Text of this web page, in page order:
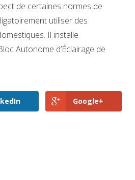
de certaines normes de
utiliser des
Il installe
Autonome d’Éclairage de
Google+